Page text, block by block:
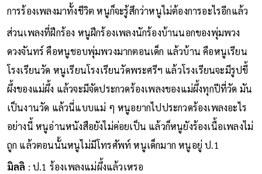
การร้องเพลงมาทั้งชีวิต หนูก็จะรู้สึกว่าหนูไม่ต้องการอะไรอีกแล้ว
ส่วนเพลงที่ฝึกร้อง หนูฝึกร้องเพลงนักร้องบ้านนอกของพุ่มพวง
ดวงจันทร์ คือหนูชอบพุ่มพวงมากตอนเด็ก แล้วบ้าน คือหนูเรียน
โรงเรียนวัด หนูเรียนโรงเรียนวัดพระศรีฯ แล้วโรงเรียนจะมีรูปขี้
ผึ้งของแม่ผึ้ง แล้วจะมีจัดประกวดร้องเพลงของแม่ผึ้งทุกปีที่วัด มัน
เป็นงานวัด แล้วนี่แบบแม่ ๆ หนูอยากไปประกวดร้องเพลงอะไร
อย่างนี้ หนูอ่านหนังสือยังไม่ค่อยเป็น แล้วก็หนูยังร้องเนื้อเพลงไม่
ถูก แล้วตอนนั้นหนูไม่มีโทรศัพท์ หนูเด็กมาก หนูอยู่ ป.1
มิลลิ : ป.1 ร้องเพลงแม่ผึ้งแล้วเหรอ